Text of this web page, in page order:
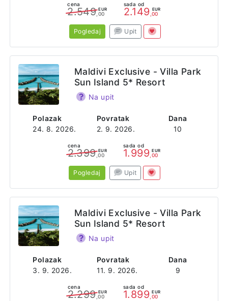
cena
2.549 EUR
,00
sada od
2.149 EUR
,00
Pogledaj Upit
Polazak
24. 8. 2026.
Povratak
2. 9. 2026.
Dana
10
Maldivi Exclusive - Villa Park
Sun Island 5* Resort
Na upit
cena
2.399 EUR
,00
sada od
1.999 EUR
,00
Pogledaj Upit
Polazak
3. 9. 2026.
Povratak
11. 9. 2026.
Dana
9
Maldivi Exclusive - Villa Park
Sun Island 5* Resort
Na upit
cena
2.299 EUR
,00
sada od
1.899 EUR
,00